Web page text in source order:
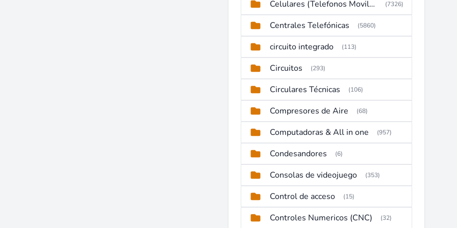
Celulares (Telefonos Moviles) (7326)
Centrales Telefónicas (5860)
circuito integrado (113)
Circuitos (293)
Circulares Técnicas (106)
Compresores de Aire (68)
Computadoras & All in one (957)
Condesandores (6)
Consolas de videojuego (353)
Control de acceso (15)
Controles Numericos (CNC) (32)